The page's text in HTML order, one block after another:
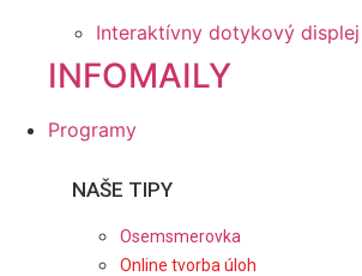
Interaktívny dotykový displej
INFOMAILY
Programy
NAŠE TIPY
Osemsmerovka
Online tvorba úloh